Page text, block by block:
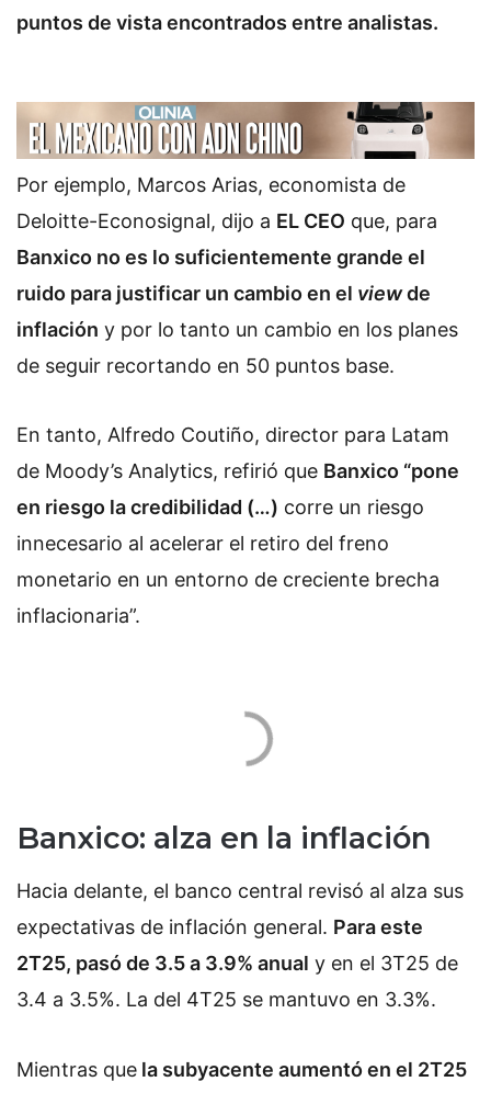
puntos de vista encontrados entre analistas.
Por ejemplo, Marcos Arias, economista de
Deloitte-Econosignal, dijo a EL CEO que, para
Banxico no es lo suficientemente grande el
ruido para justificar un cambio en el viewde
inflación y por lo tanto un cambio en los planes
de seguir recortando en 50 puntos base.
En tanto, Alfredo Coutiño, director para Latam
de Moody’s Analytics, refirió que Banxico “pone
en riesgo la credibilidad (…) corre un riesgo
innecesario al acelerar el retiro del freno
monetario en un entorno de creciente brecha
inflacionaria”.
Banxico: alza en la inflación
Hacia delante, el banco central revisó al alza sus
expectativas de inflación general. Para este
2T25, pasó de 3.5 a 3.9% anual y en el 3T25 de
3.4 a 3.5%. La del 4T25 se mantuvo en 3.3%.
Mientras que la subyacente aumentó en el 2T25